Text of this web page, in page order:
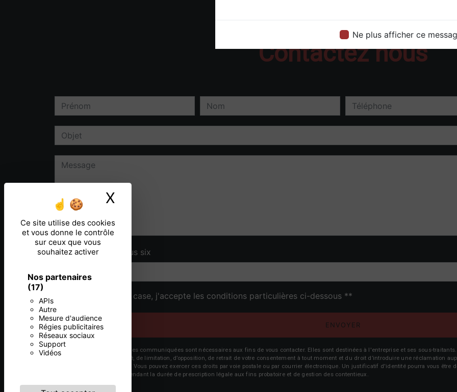
Ce site utilise des cookies
et vous donne le contrôle
sur ceux que vous
souhaitez activer
Nos partenaires
(17)
APIs
Autre
Mesure d'audience
Régies publicitaires
Réseaux sociaux
Support
Vidéos
X
Ne plus afficher ce
Contactez nous
Combien font un plus six
En cochant cette case, j'accepte les conditions particulières ci-dessous **
ENVOYER
** Les données personnelles communiquées sont nécessaires aux fins de vous contacter. Elles sont destinées à l'entreprise et ses sous-
d’effacement, de portabilité, de limitation, d’opposition, de retrait de votre consentement à tout moment et du droit d’introduire une réclamation
vos données post-mortem. Vous pouvez exercer ces droits par voie postale ou par courrier électronique. Un justificatif d'identité pourra vous être
de prise de contact puis pendant la durée de prescription légale aux fins probatoire et de gestion des contentieux.